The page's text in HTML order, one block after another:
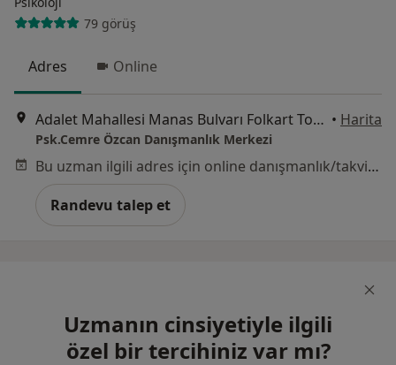
79 görüş
Adres Online
Adalet Mahallesi Manas Bulvarı Folkart Towers B Kule Regus Kat : 31, İzmir • Harita
Psk.Cemre Özcan Danışmanlık Merkezi
Bu uzman ilgili adres için online danışmanlık/takvim sunmuyor.
Randevu talep et
Uzmanın cinsiyetiyle ilgili
özel bir tercihiniz var mı?